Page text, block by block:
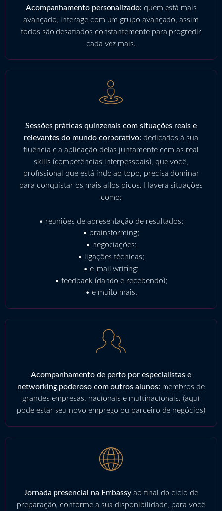
Acompanhamento personalizado: quem está mais
avançado, interage com um grupo avançado, assim
todos são desafiados constantemente para progredir
cada vez mais.
Sessões práticas quinzenais com situações reais e
relevantes do mundo corporativo: dedicados à sua
fluência e a aplicação delas juntamente com as real
skills (competências interpessoais), que você,
profissional que está indo ao topo, precisa dominar
para conquistar os mais altos picos. Haverá situações
como:
• reuniões de apresentação de resultados;
• brainstorming;
• negociações;
• ligações técnicas;
• e-mail writing;
• feedback (dando e recebendo);
• e muito mais.
Acompanhamento de perto por especialistas e
networking poderoso com outros alunos: membros de
grandes empresas, nacionais e multinacionais. (aqui
pode estar seu novo emprego ou parceiro de negócios)
Jornada presencial na Embassy ao final do ciclo de
preparação, conforme a sua disponibilidade, para você